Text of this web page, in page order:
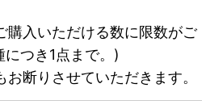
購入いただける数に限数がご
つき1点まで。)
断りさせていただきます。